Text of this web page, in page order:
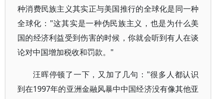
种消费民族主义其实正与美国推行的全球化是同一种
全球化："这其实是一种伪民族主义，也是为什么美
国的经济利益受到伤害的时候，你就会听到有人在谈
论对中国增加税收和罚款。"
汪晖停顿了一下，又加了几句："很多人都认识
到在1997年的亚洲金融风暴中中国经济没有像其他亚